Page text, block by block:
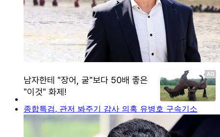
종합특검, 관저 봐주기 감사 의혹 유병호 구속기소